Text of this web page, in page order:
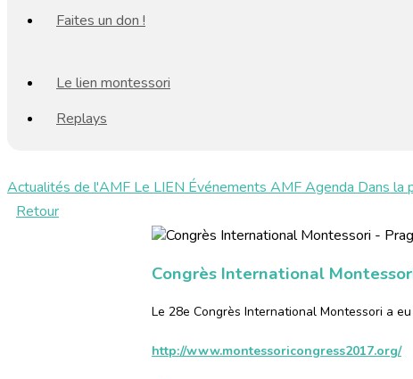
Faites un don !
Le lien montessori
Replays
Actualités de l'AMF Le LIEN Événements AMFAgenda Dans la
Retour
Congrès International
Le 28e Congrès International Montessori a
http://www.montessoricongress2017.org/